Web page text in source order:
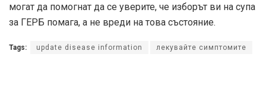
могат да помогнат да се уверите, че изборът ви на супа
за ГЕРБ помага, а не вреди на това състояние.
Tags: update disease information лекувайте симптомите